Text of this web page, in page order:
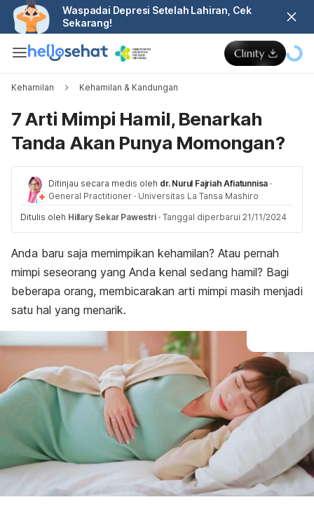
Waspadai Depresi Setelah Lahiran, Cek
Sekarang!
Kehamilan Kehamilan & Kandungan
7 Arti Mimpi Hamil, Benarkah
Tanda Akan Punya Momongan?
Ditinjau secara medis oleh dr. Nurul Fajriah Afiatunnisa ·
General Practitioner · Universitas La Tansa Mashiro
Ditulis oleh Hillary Sekar Pawestri · Tanggal diperbarui 21/11/2024
Anda baru saja memimpikan kehamilan? Atau pernah
mimpi seseorang yang Anda kenal sedang hamil? Bagi
beberapa orang, membicarakan arti mimpi masih menjadi
satu hal yang menarik.